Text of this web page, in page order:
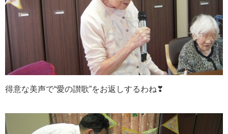
得意な美声で“愛の讃歌”をお返しするわね❣